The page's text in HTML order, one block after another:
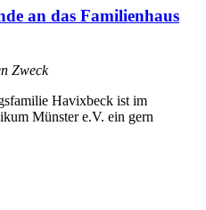
an das Familienhaus
Zweck
Havixbeck ist im
Münster e.V. ein gern